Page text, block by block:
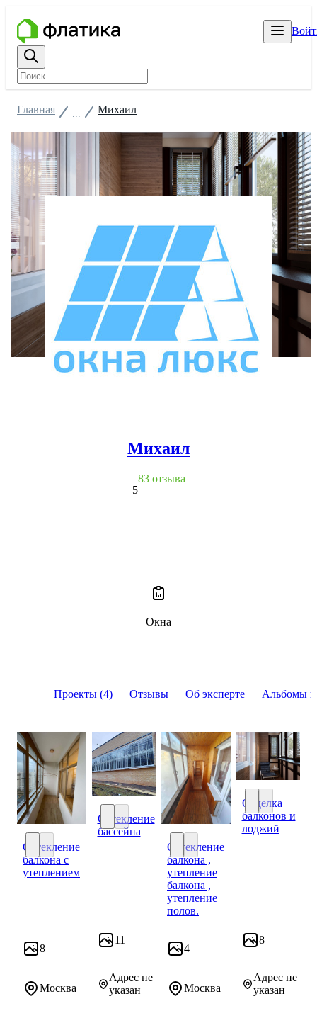
Проекты (4) Отзывы Об эксперте Альбомы
Остекление балкона с утеплением
Остекление
балкона с
утеплением
8
Москва
Остекление бассейна
Остекление
бассейна
11
Адрес не
указан
Остекление балкона ,
Остекление
балкона ,
утепление
балкона ,
утепление
полов.
4
Москва
Отделка
Отделка
балконов и
лоджий
8
Адрес не
указан
Главная Михаил
Михаил
5
83 отзыва
Окна